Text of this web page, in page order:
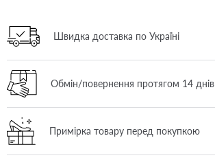
Швидка доставка по Україні
Обмін/повернення протягом 14 днів
Примірка товару перед покупкою